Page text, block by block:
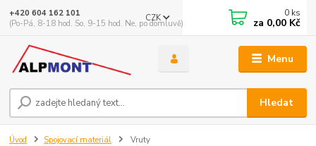
Menu
CZK
Hledat
+420 604 162 101
(Po-Pá, 8-18 hod. So, 9-15 hod. Ne, po domluvě)
0 ks
za 0,00 Kč
Úvod Spojovací materiál Vruty